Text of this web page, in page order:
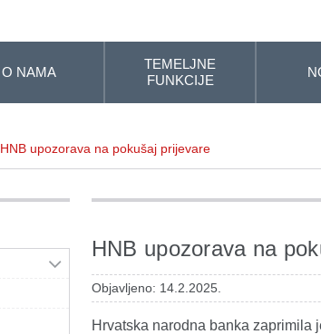
O NAMA
TEMELJNE
FUNKCIJE
HNB upozorava na pokušaj prijevare
HNB upozorava na
Objavljeno: 14.2.2025.
Hrvatska narodna banka zaprimila